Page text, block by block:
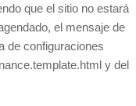
que el sitio no estará
el mensaje de
de configuraciones
y del